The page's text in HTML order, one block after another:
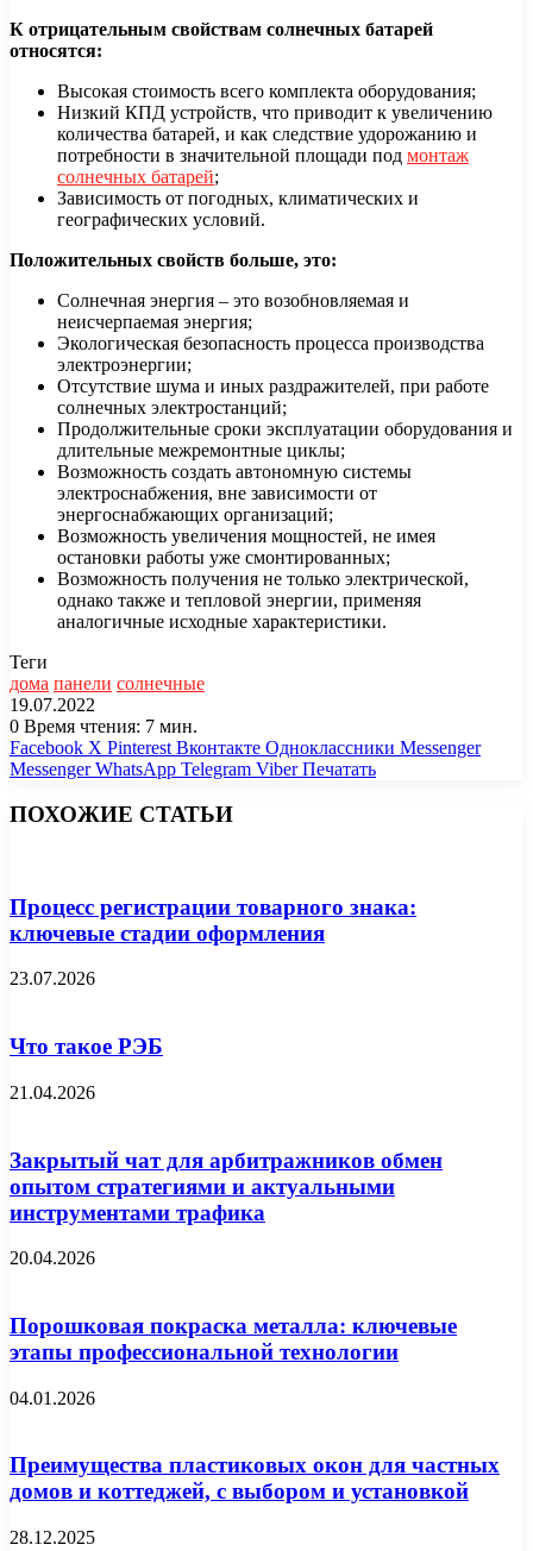
К отрицательным свойствам солнечных батарей
относятся:
Высокая стоимость всего комплекта оборудования;
Низкий КПД устройств, что приводит к увеличению
количества батарей, и как следствие удорожанию и
потребности в значительной площади под монтаж
солнечных батарей;
Зависимость от погодных, климатических и
географических условий.
Положительных свойств больше, это:
Солнечная энергия – это возобновляемая и
неисчерпаемая энергия;
Экологическая безопасность процесса производства
электроэнергии;
Отсутствие шума и иных раздражителей, при работе
солнечных электростанций;
Продолжительные сроки эксплуатации оборудования и
длительные межремонтные циклы;
Возможность создать автономную системы
электроснабжения, вне зависимости от
энергоснабжающих организаций;
Возможность увеличения мощностей, не имея
остановки работы уже смонтированных;
Возможность получения не только электрической,
однако также и тепловой энергии, применяя
аналогичные исходные характеристики.
Теги
дома панели солнечные
19.07.2022
0 Время чтения: 7 мин.
Facebook X Pinterest Вконтакте Одноклассники Messenger
Messenger WhatsApp Telegram Viber Печатать
ПОХОЖИЕ СТАТЬИ
Процесс регистрации товарного знака:
ключевые стадии оформления
23.07.2026
Что такое РЭБ
21.04.2026
Закрытый чат для арбитражников обмен
опытом стратегиями и актуальными
инструментами трафика
20.04.2026
Порошковая покраска металла: ключевые
этапы профессиональной технологии
04.01.2026
Преимущества пластиковых окон для частных
домов и коттеджей, с выбором и установкой
28.12.2025